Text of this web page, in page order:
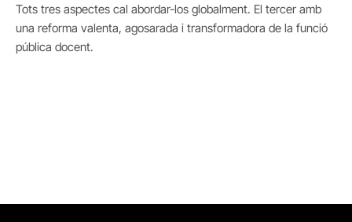
Tots tres aspectes cal abordar-los globalment. El tercer amb
una reforma valenta, agosarada i transformadora de la funció
pública docent.